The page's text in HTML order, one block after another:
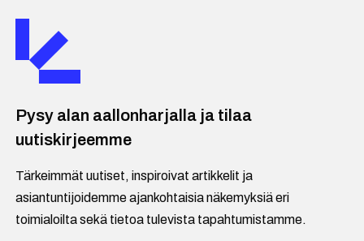
Pysy alan aallonharjalla ja tilaa
uutiskirjeemme
Tärkeimmät uutiset, inspiroivat artikkelit ja
asiantuntijoidemme ajankohtaisia näkemyksiä eri
toimialoilta sekä tietoa tulevista tapahtumistamme.